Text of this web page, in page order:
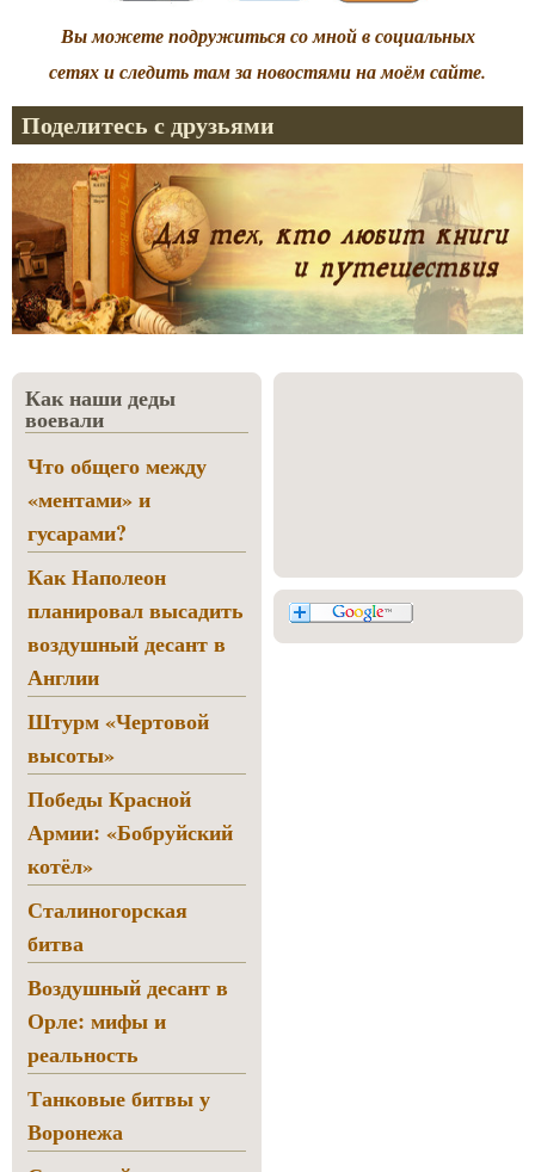
Вы можете подружиться со мной в социальных
сетях и следить там за новостями на моём сайте.
Поделитесь с друзьями
Как наши деды
воевали
Что общего между
«ментами» и
гусарами?
Как Наполеон
планировал высадить
воздушный десант в
Англии
Штурм «Чертовой
высоты»
Победы Красной
Армии: «Бобруйский
котёл»
Сталиногорская
битва
Воздушный десант в
Орле: мифы и
реальность
Танковые битвы у
Воронежа